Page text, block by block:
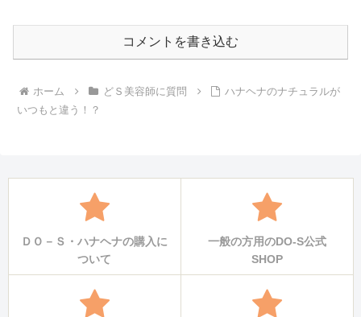
コメントを書き込む
ホーム どＳ美容師に質問
ハナヘナのナチュラルが
いつもと違う！？
ＤＯ－Ｓ・ハナヘナの購入に
ついて
一般の方用のDO-S公式
SHOP